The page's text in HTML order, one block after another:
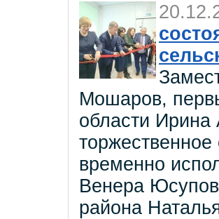
Мошаров,
области
торжественное
временно
Венера
района